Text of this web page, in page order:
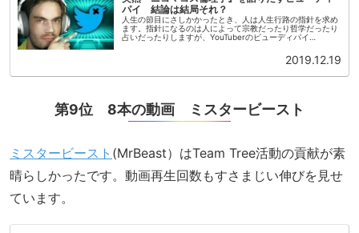
パイ 結論は結局それ？
人生の節目にさしかかったとき、人は人生行路の指針を求め
ます。指針になるのは人によって宗教だったり哲学だったり
占いだったりしますが、YouTuberのピューディパイ
2019.12.19
第9位 8本の動画 ミスタービースト
ミスタービースト (MrBeast）はTeam Tree活動の貢献が素
晴らしかったです。動画再生回数もすさまじい伸びを見せ
ています。